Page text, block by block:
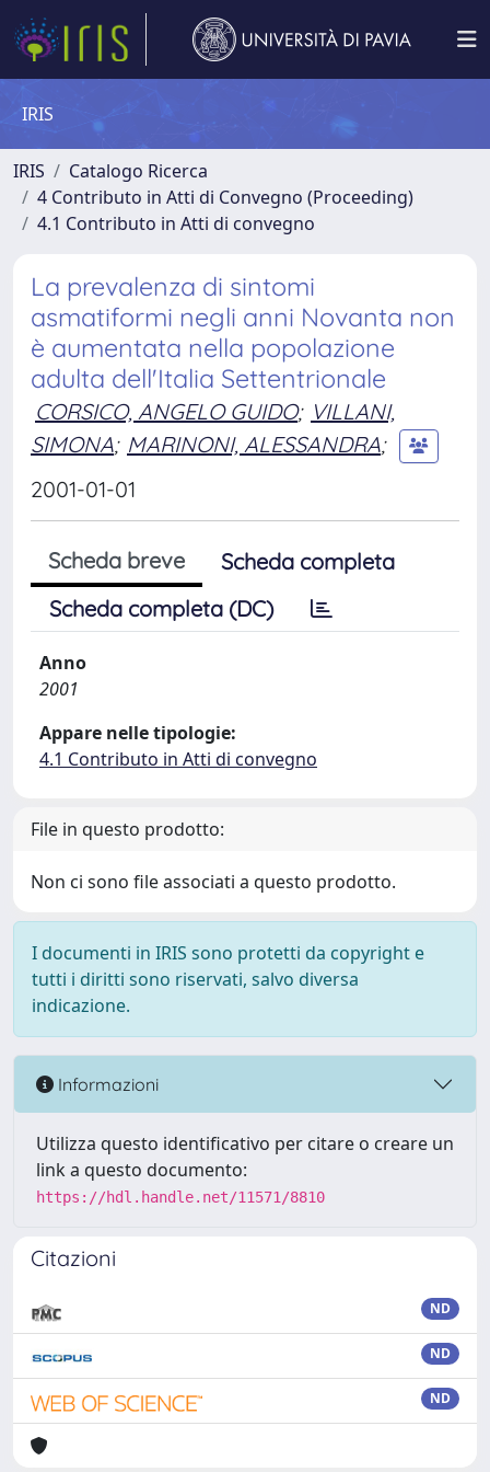
IRIS
IRIS
Catalogo Ricerca
4 Contributo in Atti di Convegno (Proceeding)
4.1 Contributo in Atti di convegno
La prevalenza di sintomi
asmatiformi negli anni Novanta non
è aumentata nella popolazione
adulta dell'Italia Settentrionale
CORSICO, ANGELO GUIDO; VILLANI,
SIMONA; MARINONI, ALESSANDRA;
2001-01-01
Scheda breve
Scheda completa
Scheda completa (DC)
Anno
2001
Appare nelle tipologie:
4.1 Contributo in Atti di convegno
File in questo prodotto:
Non ci sono file associati a questo prodotto.
I documenti in IRIS sono protetti da copyright e
tutti i diritti sono riservati, salvo diversa
indicazione.
Informazioni
Utilizza questo identificativo per citare o creare un
link a questo documento:
https://hdl.handle.net/11571/8810
Citazioni
ND
ND
ND